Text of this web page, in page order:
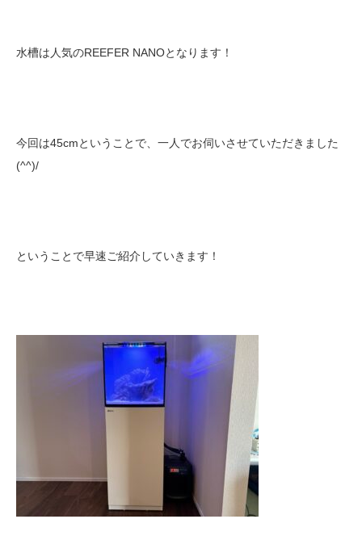
水槽は人気のREEFER NANOとなります！
今回は45cmということで、一人でお伺いさせていただきました
(^^)/
ということで早速ご紹介していきます！